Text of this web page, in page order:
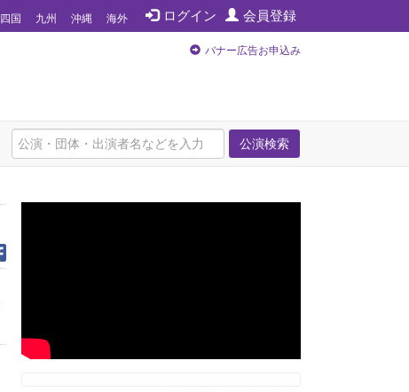
ログイン 会員登録
四国 九州 沖縄 海外
バナー広告お申込み
公演検索